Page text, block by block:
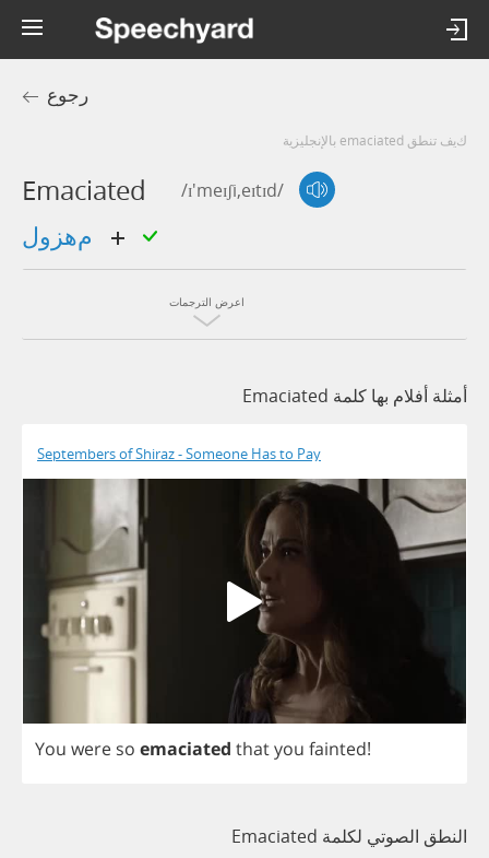
رجوع
كيف تنطق emaciated بالإنجليزية
Emaciated /ɪ'meɪʃi,eɪtɪd/
اعرض الترجمات
أمثلة أفلام بها كلمة Emaciated
Septembers of Shiraz - Someone Has to Pay
You were so emaciated thatyou fainted!
النطق الصوتي لكلمة Emaciated